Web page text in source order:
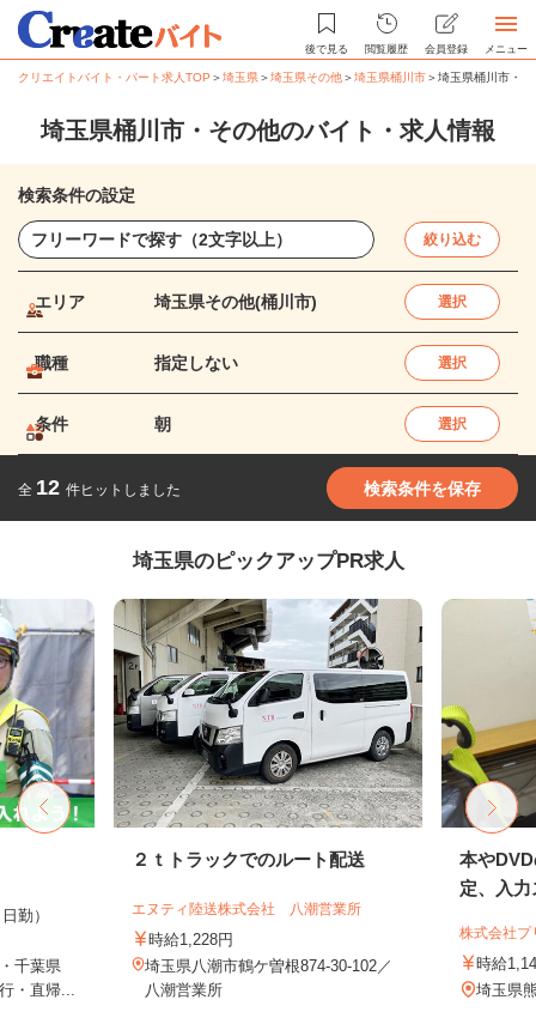
後で見る 閲覧履歴 会員登録 メニュー
クリエイトバイト・パート求人TOP ＞埼玉県＞埼玉県その他＞埼玉県桶川市＞埼玉県桶川市・
埼玉県桶川市・その他のバイト・求人情報
検索条件の設定
絞り込む
エリア 埼玉県その他(桶川市) 選択
職種 指定しない 選択
条件 朝 選択
全 12 件ヒットしました 検索条件を保存
埼玉県のピックアップPR求人
日勤）
千葉県
・直帰...
２ｔトラックでのルート配送
エヌティ陸送株式会社 八潮営業所
時給1,228円
埼玉県八潮市鶴ケ曽根874-30-102／
八潮営業所
本や
定、入
株式会社
時給
埼玉県